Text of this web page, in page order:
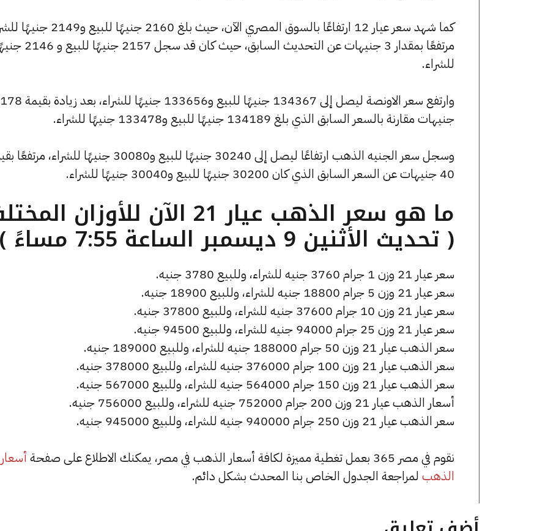
كما شهد سعر عيار 12 ارتفاعًا بالسوق المصري الآن، حيث بلغ 2160 جنيهًا
مرتفعًا بمقدار 3 جنيهات عن التحديث السابق، حيث كان قد سجل
للشراء.
وارتفع سعر الاونصة ليصل إلى 134367 جنيهًا للبيع و133656 جنيهًا للشراء، بعد زيادة بقيمة 178
جنيهات مقارنة بالسعر السابق الذي بلغ 134189 جنيهًا للبيع و133478 جنيهًا للشراء.
وسجل سعر الجنيه الذهب ارتفاعًا ليصل إلى 30240 جنيهًا للبيع و30080 جنيهًا للشراء،
40 جنيهات عن السعر السابق الذي كان 30200 جنيهًا للبيع و30040 جنيهًا للشراء.
ما هو سعر الذهب عيار 21 الآن للأوزان
( تحديث الأثنين 9 ديسمبر الساعة 7:55 مساءً )
سعر عيار 21 وزن 1 جرام 3760 جنيه للشراء، وللبيع 3780 جنيه.
سعر عيار 21 وزن 5 جرام 18800 جنيه للشراء، وللبيع 18900 جنيه.
سعر عيار 21 وزن 10 جرام 37600 جنيه للشراء، وللبيع 37800 جنيه.
سعر عيار 21 وزن 25 جرام 94000 جنيه للشراء، وللبيع 94500 جنيه.
سعر الذهب عيار 21 وزن 50 جرام 188000 جنيه للشراء، وللبيع 189000 جنيه.
سعر الذهب عيار 21 وزن 100 جرام 376000 جنيه للشراء، وللبيع 378000 جنيه.
سعر الذهب عيار 21 وزن 150 جرام 564000 جنيه للشراء، وللبيع 567000 جنيه.
أسعار الذهب عيار 21 وزن 200 جرام 752000 جنيه للشراء، وللبيع 756000 جنيه.
سعر الذهب عيار 21 وزن 250 جرام 940000 جنيه للشراء، وللبيع 945000 جنيه.
نقوم في مصر 365 بعمل تغطية مميزة لكافة أسعار الذهب في مصر، يمكنك الاطلاع على صفحة
أسعار
الذهب لمراجعة الجدول الخاص بنا المحدث بشكل دائم.